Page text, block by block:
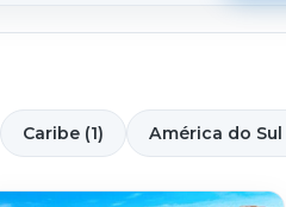
Caribe (1) América do Sul